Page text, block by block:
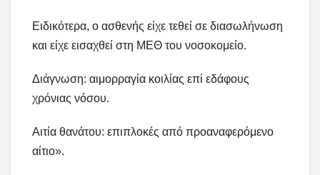
Ειδικότερα, ο ασθενής είχε τεθεί σε διασωλήνωση
και είχε εισαχθεί στη ΜΕΘ του νοσοκομείο.
Διάγνωση: αιμορραγία κοιλίας επί εδάφους
χρόνιας νόσου.
Αιτία θανάτου: επιπλοκές από προαναφερόμενο
αίτιο».